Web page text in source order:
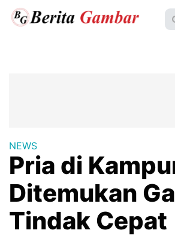
NEWS
Pria di
Ditemukan
Tindak Cepat